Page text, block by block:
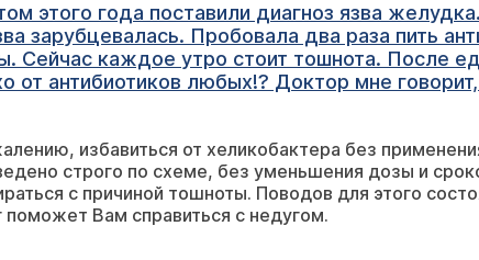
этого года поставили диагноз язва
зарубцевалась. Пробовала два раза пить
Сейчас каждое утро стоит тошнота. После
от антибиотиков любых!? Доктор мне
избавиться от хеликобактера без
строго по схеме, без уменьшения дозы и
с причиной тошноты. Поводов для этого
поможет Вам справиться с недугом.